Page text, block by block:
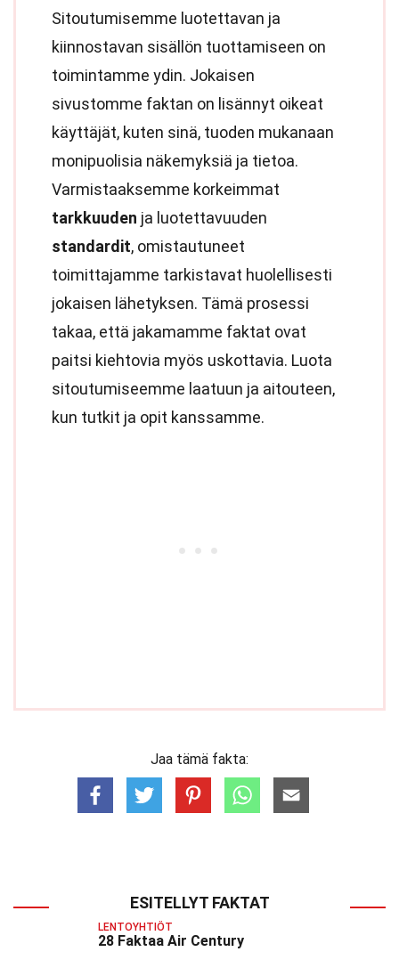
Sitoutumisemme luotettavan ja
kiinnostavan sisällön tuottamiseen on
toimintamme ydin. Jokaisen
sivustomme faktan on lisännyt oikeat
käyttäjät, kuten sinä, tuoden mukanaan
monipuolisia näkemyksiä ja tietoa.
Varmistaaksemme korkeimmat
tarkkuuden ja luotettavuuden
standardit, omistautuneet
toimittajamme tarkistavat huolellisesti
jokaisen lähetyksen. Tämä prosessi
takaa, että jakamamme faktat ovat
paitsi kiehtovia myös uskottavia. Luota
sitoutumiseemme laatuun ja aitouteen,
kun tutkit ja opit kanssamme.
Jaa tämä fakta:
ESITELLYT FAKTAT
LENTOYHTIÖT
28 Faktaa Air Century